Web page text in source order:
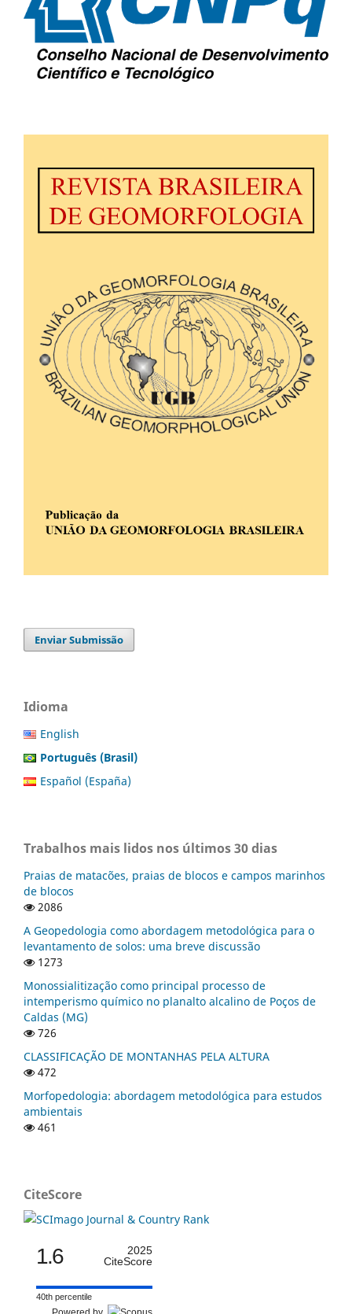
Enviar Submissão
Idioma
English
Português (Brasil)
Español (España)
Trabalhos mais lidos nos últimos 30 dias
Praias de matacões, praias de blocos e campos marinhos
de blocos
2086
A Geopedologia como abordagem metodológica para o
levantamento de solos: uma breve discussão
1273
Monossialitização como principal processo de
intemperismo químico no planalto alcalino de Poços de
Caldas (MG)
726
CLASSIFICAÇÃO DE MONTANHAS PELA ALTURA
472
Morfopedologia: abordagem metodológica para estudos
ambientais
461
CiteScore
1.6
2025
CiteScore
40th percentile